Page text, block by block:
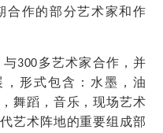
合作的部分艺术家和作
与300多艺术家合作，并
，形式包含：水墨，油
舞蹈，音乐，现场艺术
艺术阵地的重要组成部